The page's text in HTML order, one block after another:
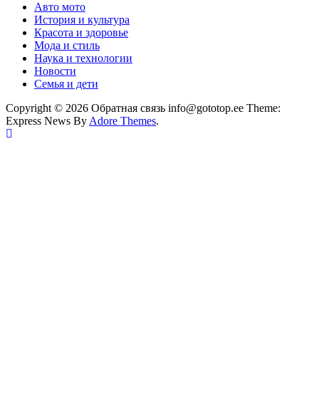
Авто мото
История и культура
Красота и здоровье
Мода и стиль
Наука и технологии
Новости
Семья и дети
Copyright © 2026 Обратная связь info@gototop.ee Theme:
Express News By Adore Themes.